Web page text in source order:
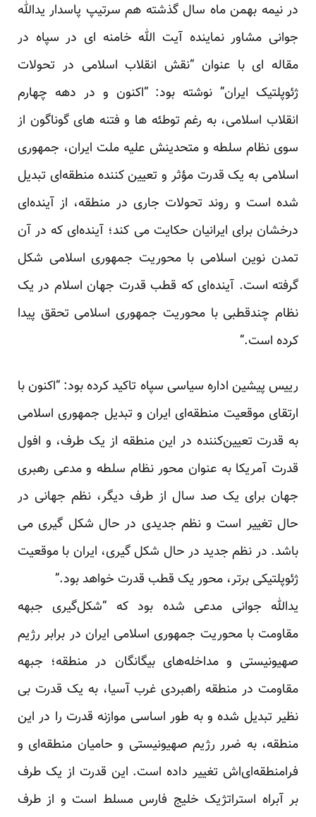
در نیمه بهمن ماه سال گذشته هم سرتیپ پاسدار یدالله
جوانی مشاور نماینده آیت الله خامنه ای در سپاه در
مقاله ای با عنوان “نقش انقلاب اسلامی در تحولات
ژئوپلتیک ایران” نوشته بود: “اکنون و در دهه چهارم
انقلاب اسلامی، به رغم توطئه ها و فتنه های گوناگون از
سوی نظام سلطه و متحدینش علیه ملت ایران، جمهوری
اسلامی به یک قدرت مؤثر و تعیین کننده منطقه‌ای تبدیل
شده است و روند تحولات جاری در منطقه، از آینده‌ای
درخشان برای ایرانیان حکایت می کند؛ آینده‌ای که در آن
تمدن نوین اسلامی با محوریت جمهوری اسلامی شکل
گرفته است. آینده‌ای که قطب قدرت جهان اسلام در یک
نظام چندقطبی با محوریت جمهوری اسلامی تحقق پیدا
کرده است.”
رییس پیشین اداره سیاسی سپاه تاکید کرده بود: “اکنون با
ارتقای موقعیت منطقه‌ای ایران و تبدیل جمهوری اسلامی
به قدرت تعیین‌کننده در این منطقه از یک طرف، و افول
قدرت آمریکا به عنوان محور نظام سلطه و مدعی رهبری
جهان برای یک صد سال از طرف دیگر، نظم جهانی در
حال تغییر است و نظم جدیدی در حال شکل گیری می
باشد. در نظم جدید در حال شکل گیری، ایران با موقعیت
ژئوپلتیکی برتر، محور یک قطب قدرت خواهد بود.”
یدالله جوانی مدعی شده بود که “شکل‌گیری جبهه
مقاومت با محوریت جمهوری اسلامی ایران در برابر رژیم
صهیونیستی و مداخله‌های بیگانگان در منطقه؛ جبهه
مقاومت در منطقه راهبردی غرب آسیا، به یک قدرت بی
نظیر تبدیل شده و به طور اساسی موازنه قدرت را در این
منطقه، به ضرر رژیم صهیونیستی و حامیان منطقه‌ای و
فرامنطقه‌ای‌اش تغییر داده است. این قدرت از یک طرف
بر آبراه استراتژیک خلیج فارس مسلط است و از طرف